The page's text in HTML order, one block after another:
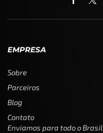
EMPRESA
Sobre
Parceiros
Blog
Contato
Enviamos para todo o Brasil